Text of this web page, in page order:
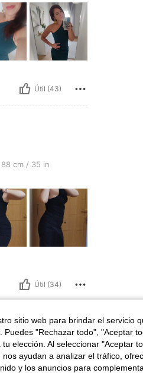
Útil (43)
de arena, Caderas: 104 cm / 41 in,
88 cm / 35 in
Útil (34)
Busto: 98 cm / 39 in, Cintura: 74 cm /
L
sitio web para brindar el servicio
"Rechazar todo", "Aceptar
elección. Al seleccionar "Aceptar
ayudan a analizar el tráfico,
y los anuncios para